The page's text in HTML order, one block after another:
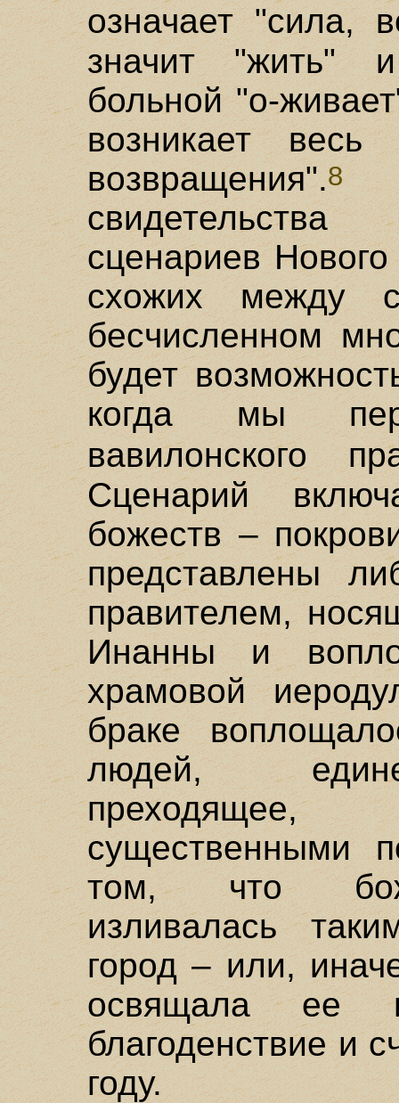
означает "сила,
значит "жить"
больной "о-
возникает весь
возвращения".8
сценариев
схожих между
бесчисленном
будет
когда мы
вавилонского
Сценарий
божеств –
представлены
правителем,
Инанны и
храмовой
браке
людей,
преходящее,
существенными
том, что
изливалась
город – или,
освящала ее
благоденствие и
году.